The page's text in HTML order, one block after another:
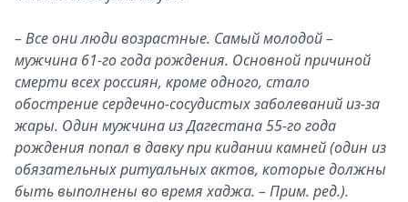
– Все они люди возрастные. Самый молодой –
мужчина 61-го года рождения. Основной причиной
смерти всех россиян, кроме одного, стало
обострение сердечно-сосудистых заболеваний из-за
жары. Один мужчина из Дагестана 55-го года
рождения попал в давку при кидании камней (один из
обязательных ритуальных актов, которые должны
быть выполнены во время хаджа. – Прим. ред.).